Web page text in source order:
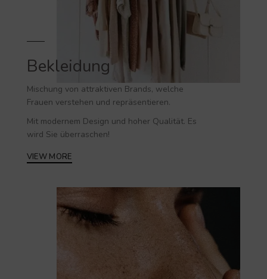
Bekleidung
Mischung von attraktiven Brands, welche
Frauen verstehen und repräsentieren.
Mit modernem Design und hoher Qualität. Es
wird Sie überraschen!
VIEW MORE